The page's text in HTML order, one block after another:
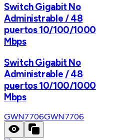
Switch Gigabit No
Administrable / 48
puertos 10/100/1000
Mbps
Switch Gigabit No
Administrable / 48
puertos 10/100/1000
Mbps
GWN7706GWN7706